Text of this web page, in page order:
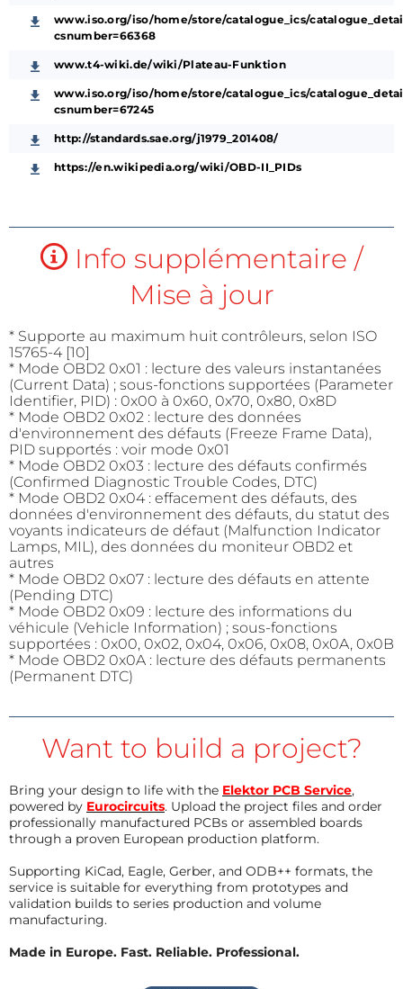
www.iso.org/iso/home/store/catalogue_ics/
csnumber=66368
www.t4-wiki.de/wiki/Plateau-Funktion
www.iso.org/iso/home/store/catalogue_ics/
csnumber=67245
http://standards.sae.org/j1979_201408/
https://en.wikipedia.org/wiki/OBD-II_PIDs
Info supplémentaire /
Mise à jour
* Supporte au maximum huit contrôleurs, selon ISO
15765-4 [10]
* Mode OBD2 0x01 : lecture des valeurs instantanées
(Current Data) ; sous-fonctions supportées (Parameter
Identifier, PID) : 0x00 à 0x60, 0x70, 0x80, 0x8D
* Mode OBD2 0x02 : lecture des données
d'environnement des défauts (Freeze Frame Data),
PID supportés : voir mode 0x01
* Mode OBD2 0x03 : lecture des défauts confirmés
(Confirmed Diagnostic Trouble Codes, DTC)
* Mode OBD2 0x04 : effacement des défauts, des
données d'environnement des défauts, du statut des
voyants indicateurs de défaut (Malfunction Indicator
Lamps, MIL), des données du moniteur OBD2 et
autres
* Mode OBD2 0x07 : lecture des défauts en attente
(Pending DTC)
* Mode OBD2 0x09 : lecture des informations du
véhicule (Vehicle Information) ; sous-fonctions
supportées : 0x00, 0x02, 0x04, 0x06, 0x08, 0x0A, 0x0B
* Mode OBD2 0x0A : lecture des défauts permanents
(Permanent DTC)
Want to build a project?
Bring your design to life with the Elektor PCB Service,
powered by Eurocircuits. Upload the project files and order
professionally manufactured PCBs or assembled boards
through a proven European production platform.
Supporting KiCad, Eagle, Gerber, and ODB++ formats, the
service is suitable for everything from prototypes and
validation builds to series production and volume
manufacturing.
Made in Europe. Fast. Reliable. Professional.